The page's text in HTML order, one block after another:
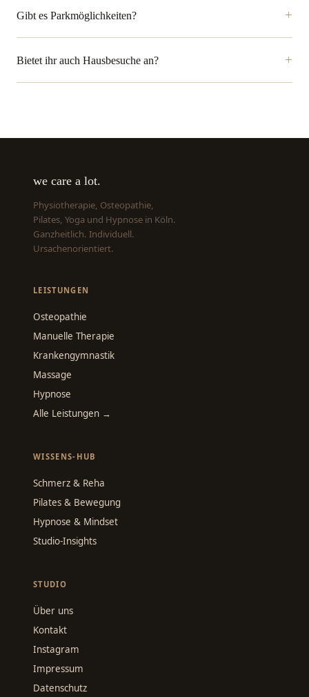
Gibt es Parkmöglichkeiten?
Bietet ihr auch Hausbesuche an?
we care a lot.
Physiotherapie, Osteopathie,
Pilates, Yoga und Hypnose in Köln.
Ganzheitlich. Individuell.
Ursachenorientiert.
LEISTUNGEN
Osteopathie
Manuelle Therapie
Krankengymnastik
Massage
Hypnose
Alle Leistungen →
WISSENS-HUB
Schmerz & Reha
Pilates & Bewegung
Hypnose & Mindset
Studio-Insights
STUDIO
Über uns
Kontakt
Instagram
Impressum
Datenschutz